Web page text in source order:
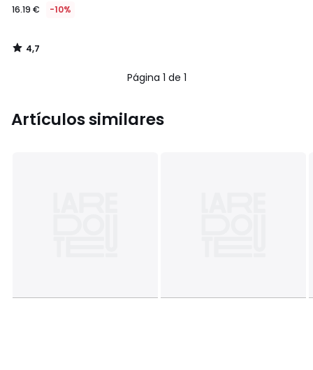
16.19 € -10%
4,7
/
Página 1 de 1
Artículos similares